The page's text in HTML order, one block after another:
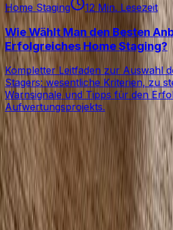
Home Staging 12 Min. Lesezeit
Wie Wählt Man den Besten
Erfolgreiches Home Staging?
Kompletter Leitfaden zur Auswahl
Stagers: wesentliche Kriterien, zu
Warnsignale und Tipps für den
Aufwertungsprojekts.
L
Lift My Place
Über uns
Blog Preise MCP
Stile ROI-
Rechner
Impressum AGB Datenschutz
anderen Websites
🇩🇪 Deutsch